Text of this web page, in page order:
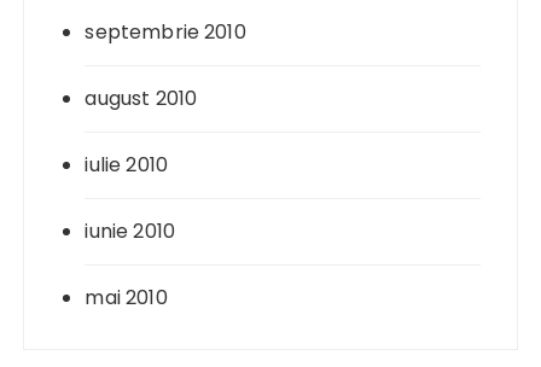
septembrie 2010
august 2010
iulie 2010
iunie 2010
mai 2010